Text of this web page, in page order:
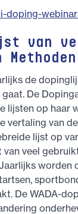
doping-
van
de
gaat. De
lijs­ten op haar
ver­ta­ling van
lijst op
van veel
wor­den
De WA­DA-